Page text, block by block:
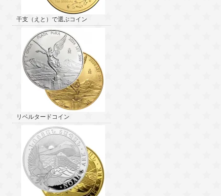
干支（えと）で選ぶコイン
リベルタードコイン